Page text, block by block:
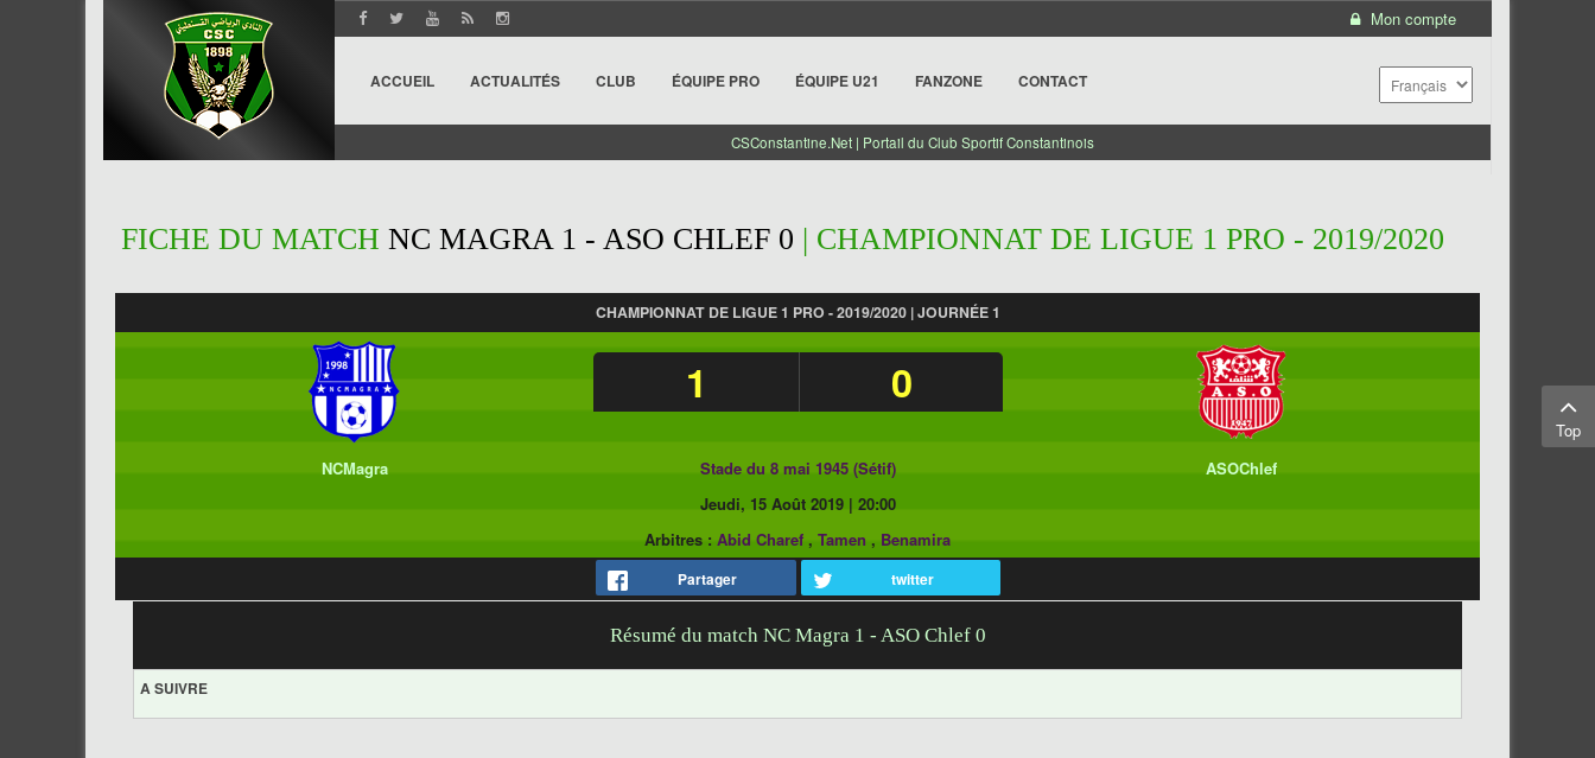
Mon compte
ACCUEIL ACTUALITÉS CLUB ÉQUIPE PRO ÉQUIPE U21 FANZONE CONTACT
CSConstantine.Net | Portail du Club Sportif Constantinois
FICHE DU MATCH NC MAGRA 1 - ASO CHLEF 0 | CHAMPIONNAT DE LIGUE 1 PRO - 2019/2020
CHAMPIONNAT DE LIGUE 1 PRO - 2019/2020 | JOURNÉE 1
1 0
NCMagra Stade du 8 mai 1945 (Sétif)
ASOChlef
Jeudi, 15 Août 2019| 20:00
Arbitres : Abid Charef , Tamen , Benamira
Partager twitter
Résumé du match NC Magra 1 - ASO Chlef 0
A SUIVRE
Top